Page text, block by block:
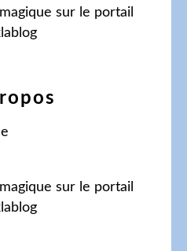
sur le portail
sur le portail